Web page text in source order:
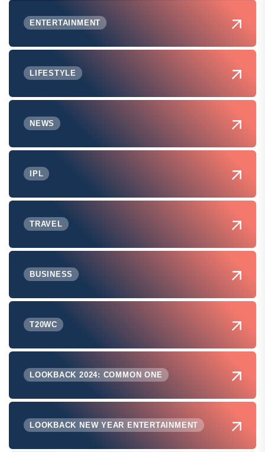
ENTERTAINMENT
LIFESTYLE
NEWS
IPL
TRAVEL
BUSINESS
T20WC
LOOKBACK 2024: COMMON ONE
LOOKBACK NEW YEAR ENTERTAINMENT